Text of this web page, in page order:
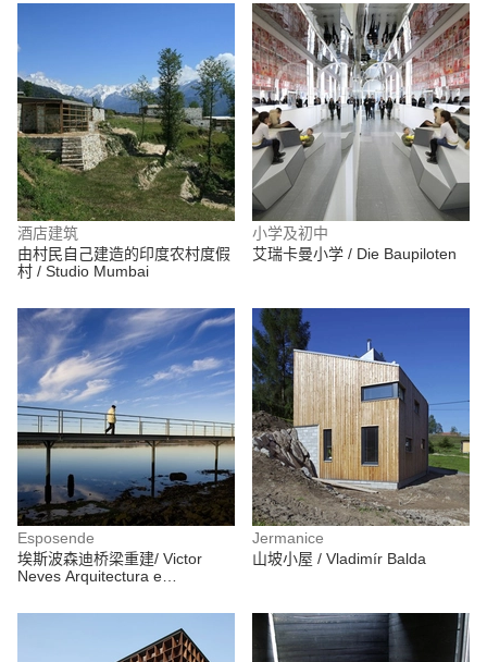
酒店建筑
由村民自己建造的印度农村度假
村 / Studio Mumbai
小学及初中
艾瑞卡曼小学 / Die Baupiloten
Esposende
埃斯波森迪桥梁重建/ Victor
Neves Arquitectura e
Jermanice
山坡小屋 / Vladimír Balda